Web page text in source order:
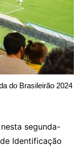
do Brasileirão 2024
segunda-
Identificação